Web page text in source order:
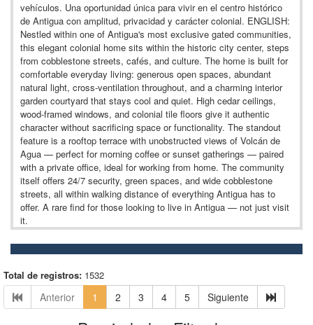
vehículos. Una oportunidad única para vivir en el centro histórico
de Antigua con amplitud, privacidad y carácter colonial. ENGLISH:
Nestled within one of Antigua's most exclusive gated communities,
this elegant colonial home sits within the historic city center, steps
from cobblestone streets, cafés, and culture. The home is built for
comfortable everyday living: generous open spaces, abundant
natural light, cross-ventilation throughout, and a charming interior
garden courtyard that stays cool and quiet. High cedar ceilings,
wood-framed windows, and colonial tile floors give it authentic
character without sacrificing space or functionality. The standout
feature is a rooftop terrace with unobstructed views of Volcán de
Agua — perfect for morning coffee or sunset gatherings — paired
with a private office, ideal for working from home. The community
itself offers 24/7 security, green spaces, and wide cobblestone
streets, all within walking distance of everything Antigua has to
offer. A rare find for those looking to live in Antigua — not just visit
it.
Total de registros: 1532
Anterior 1 2 3 4 5 Siguiente